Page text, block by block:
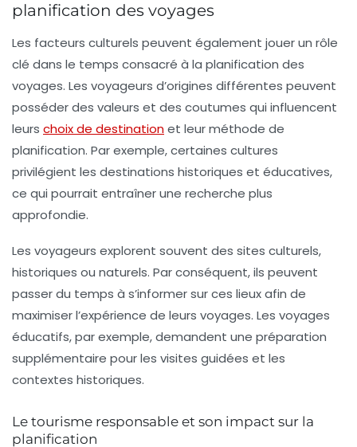
planification des voyages
Les facteurs culturels peuvent également jouer un rôle
clé dans le temps consacré à la planification des
voyages. Les voyageurs d’origines différentes peuvent
posséder des valeurs et des coutumes qui influencent
leurs choix de destinationet leur méthode de
planification. Par exemple, certaines cultures
privilégient les destinations historiques et éducatives,
ce qui pourrait entraîner une recherche plus
approfondie.
Les voyageurs explorent souvent des sites culturels,
historiques ou naturels. Par conséquent, ils peuvent
passer du temps à s’informer sur ces lieux afin de
maximiser l’expérience de leurs voyages. Les voyages
éducatifs, par exemple, demandent une préparation
supplémentaire pour les visites guidées et les
contextes historiques.
Le tourisme responsable et son impact sur la
planification